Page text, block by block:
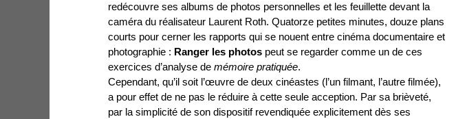
redécouvre ses albums de photos personnelles et les feuillette devant la
caméra du réalisateur Laurent Roth. Quatorze petites minutes, douze plans
courts pour cerner les rapports qui se nouent entre cinéma documentaire et
photographie : Ranger les photos peut se regarder comme un de ces
exercices d’analyse de mémoire pratiquée.
Cependant, qu’il soit l’œuvre de deux cinéastes (l’un filmant, l’autre filmée),
a pour effet de ne pas le réduire à cette seule acception. Par sa brièveté,
par la simplicité de son dispositif revendiquée explicitement dès ses